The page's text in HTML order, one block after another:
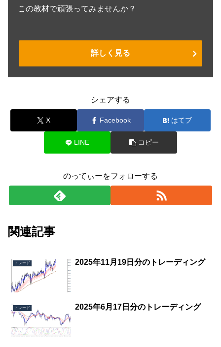
この教材で頑張ってみませんか？
詳しく見る
シェアする
X Facebook はてブ
LINE コピー
のってぃーをフォローする
関連記事
トレード 2025年11月19日分のトレーディング
トレード 2025年6月17日分のトレーディング